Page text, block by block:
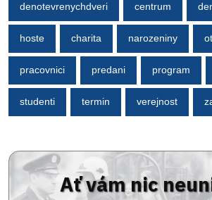
denotevrenychdveri centrum
hoste charita narozeniny
pracovnici predani program
studenti termin verejnost
Ať vám nic